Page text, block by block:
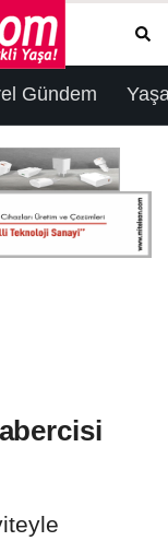
Gündem